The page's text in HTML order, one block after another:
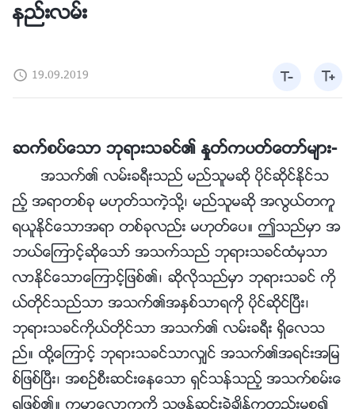
နည္းလမ္း
19.09.2019
ဆက္စပ္ေသာ ဘုရားသခင္၏ ႏႈတ္ကပတ္ေတာ္မ်ား-
အသက္၏ လမ္းခရီးသည္ မည္သူမဆို ပိုင္ဆိုင္ႏိုင္သ
ည့္ အရာတစ္ခု မဟုတ္သကဲ့သို႔၊ မည္သူမဆို အလြယ္တကူ
ရယူႏိုင္ေသာအရာ တစ္ခုလည္း မဟုတ္ေပ။ ဤသည္မွာ အ
ဘယ္ေၾကာင့္ဆိုေသာ္ အသက္သည္ ဘုရားသခင္ထံမွသာ
လာႏိုင္ေသာေၾကာင့္ျဖစ္၏၊ ဆိုလိုသည္မွာ ဘုရားသခင္ ကို
ယ္တိုင္သည္သာ အသက္၏အႏွစ္သာရကို ပိုင္ဆိုင္ၿပီး၊
ဘုရားသခင္ကိုယ္တိုင္သာ အသက္၏ လမ္းခရီး ရွိေလသ
ည္။ ထို႔ေၾကာင့္ ဘုရားသခင္သာလွ်င္ အသက္၏အရင္းအျမ
စ္ျဖစ္ၿပီး၊ အစဥ္စီးဆင္းေနေသာ ရွင္သန္သည့္ အသက္စမ္းေ